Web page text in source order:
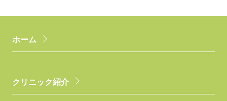
ホーム
クリニック紹介